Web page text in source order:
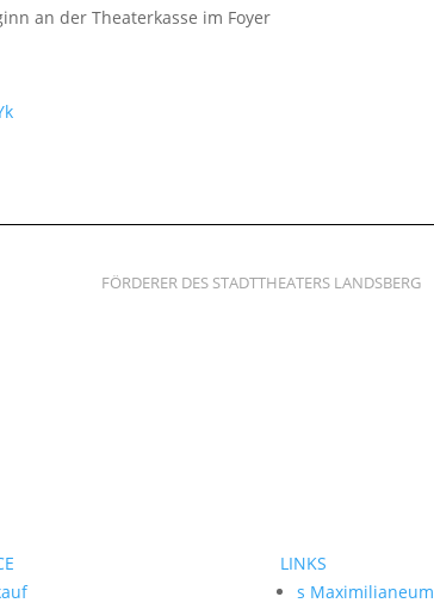
an der Theaterkasse im Foyer
FÖRDERER DES STADTTHEATERS LANDSBERG
LINKS
s Maximilianeum